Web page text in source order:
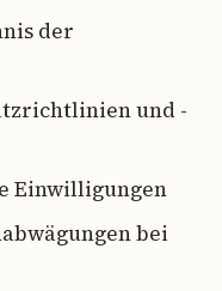
der
und -
Einwilligungen
bei